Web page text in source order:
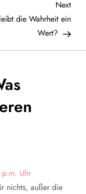
Next
Post
Next
die Wahrheit ein
Wert?
Uhr
nichts, außer die